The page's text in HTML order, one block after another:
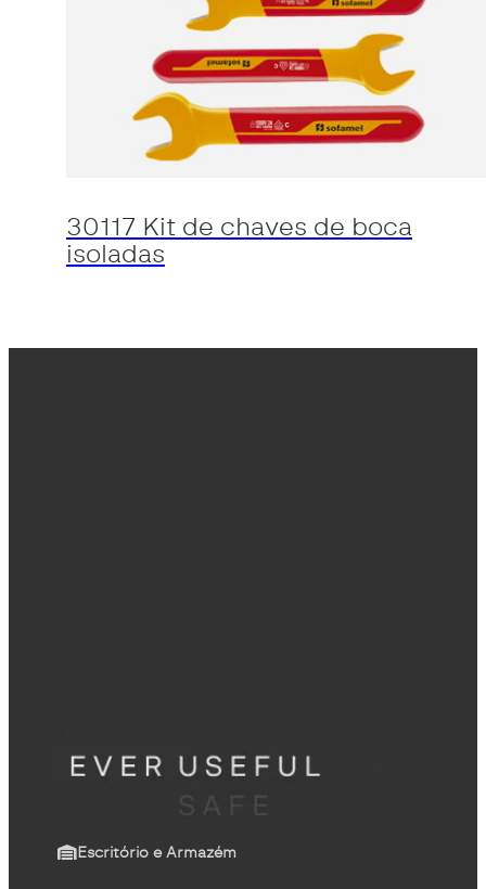
30117 Kit de chaves de boca
isoladas
Escritório e Armazém